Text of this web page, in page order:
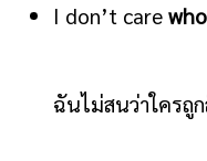
I don’t care
ฉันไม่สนว่าใครถู